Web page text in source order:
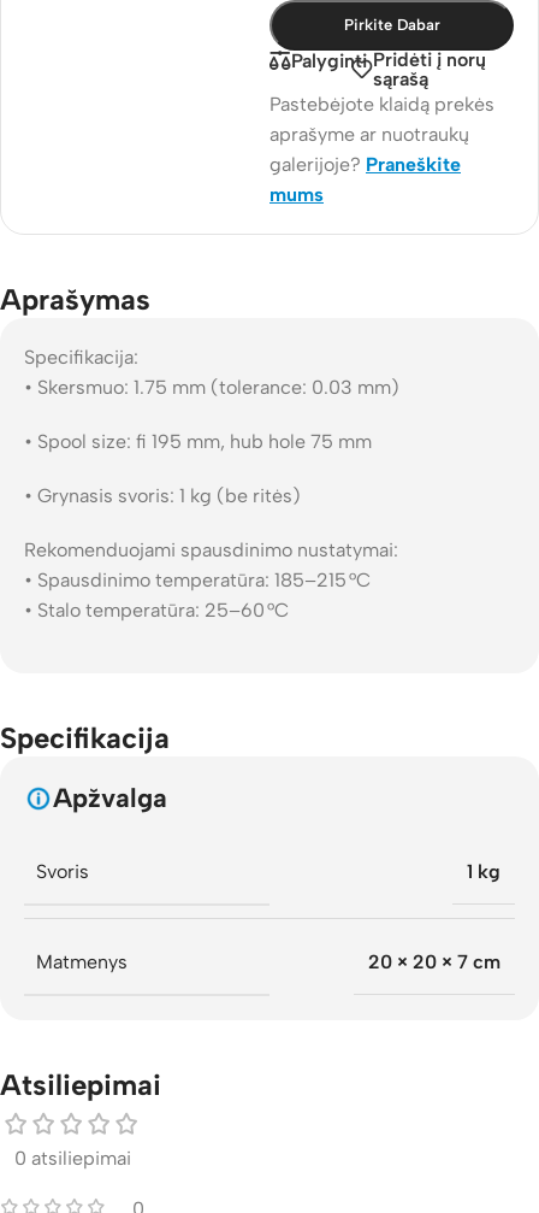
Pirkite Dabar
Palyginti Pridėti į norų
sąrašą
Pastebėjote klaidą prekės
aprašyme ar nuotraukų
galerijoje? Praneškite
mums
Aprašymas
Specifikacija:
• Skersmuo: 1.75 mm (tolerance: 0.03 mm)
• Spool size: fi 195 mm, hub hole 75 mm
• Grynasis svoris: 1 kg (be ritės)
Rekomenduojami spausdinimo nustatymai:
• Spausdinimo temperatūra: 185–215 °C
• Stalo temperatūra: 25–60 °C
Specifikacija
Apžvalga
Svoris 1 kg
Matmenys 20 × 20 × 7 cm
Atsiliepimai
0 atsiliepimai
0